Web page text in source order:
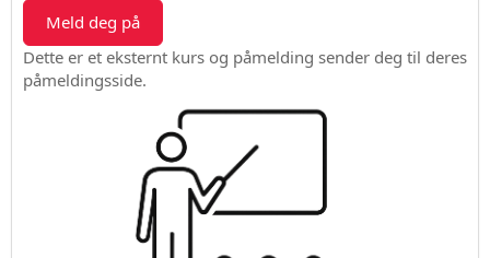
Meld deg på
Dette er et eksternt kurs og påmelding sender deg til deres
påmeldingsside.